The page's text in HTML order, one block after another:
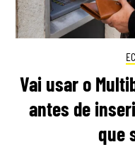
Vai usar o
antes de
que